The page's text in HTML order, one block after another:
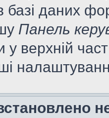
базі даних
Панель
верхній